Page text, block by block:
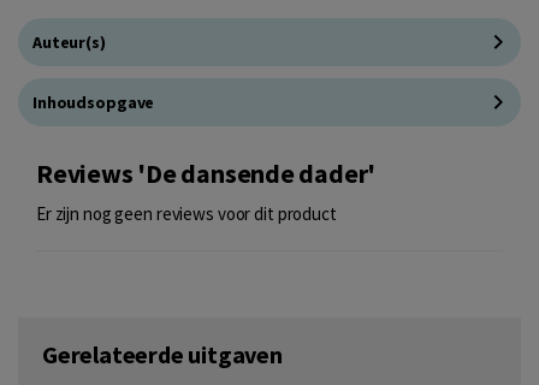
Auteur(s)
Inhoudsopgave
Reviews 'De dansende dader'
Er zijn nog geen reviews voor dit product
Gerelateerde uitgaven